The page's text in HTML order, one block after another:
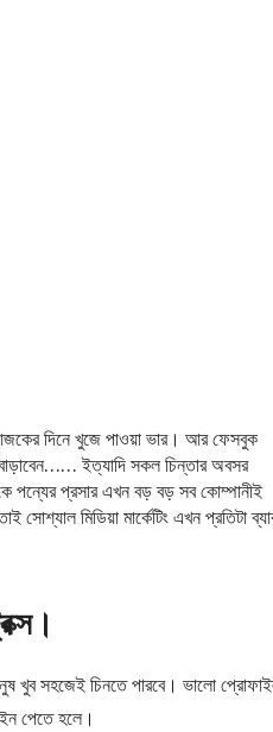
দিনে খুজে পাওয়া ভার। আর ফেসবুক
বাড়াবেন…… ইত্যাদি সকল চিন্তার অবসর
পন্যের প্রসার এখন বড় বড় সব কোম্পানীই
মিডিয়া মার্কেটিং এখন প্রতিটা
খুব সহজেই চিনতে পারবে। ভালো
পেতে হলে।